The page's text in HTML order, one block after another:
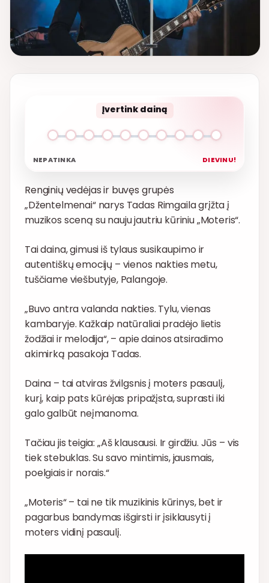
Įvertink dainą
NEPATINKA DIEVINU!
Renginių vedėjas ir buvęs grupės
„Džentelmenai“ narys Tadas Rimgaila grįžta į
muzikos sceną su nauju jautriu kūriniu „Moteris“.
Tai daina, gimusi iš tylaus susikaupimo ir
autentiškų emocijų – vienos nakties metu,
tuščiame viešbutyje, Palangoje.
„Buvo antra valanda nakties. Tylu, vienas
kambaryje. Kažkaip natūraliai pradėjo lietis
žodžiai ir melodija“, – apie dainos atsiradimo
akimirką pasakoja Tadas.
Daina – tai atviras žvilgsnis į moters pasaulį,
kurį, kaip pats kūrėjas pripažįsta, suprasti iki
galo galbūt neįmanoma.
Tačiau jis teigia: „Aš klausausi. Ir girdžiu. Jūs – vis
tiek stebuklas. Su savo mintimis, jausmais,
poelgiais ir norais.“
„Moteris“ – tai ne tik muzikinis kūrinys, bet ir
pagarbus bandymas išgirsti ir įsiklausyti į
moters vidinį pasaulį.